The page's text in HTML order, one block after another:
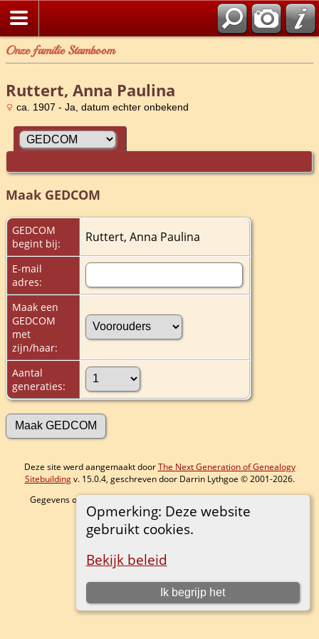
Onze familie Stamboom
Opmerking: Deze website
gebruikt cookies.
Bekijk beleid
Ik begrijp het
Ruttert, Anna Paulina
ca. 1907 - Ja, datum echter onbekend
Maak GEDCOM
GEDCOM
begint bij:
Ruttert, Anna Paulina
E-mail
adres:
Maak een
GEDCOM
met
zijn/haar:
Aantal
generaties:
Deze site werd aangemaakt doorThe Next Generation of Genealogy
Sitebuildingv. 15.0.4, geschreven door Darrin Lythgoe © 2001-2026.
Gegevens onderhouden door
Ga naar standaard site